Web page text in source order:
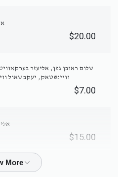
$20.00
שלום ראובן גפן, אליעזר
וויינשטאק, יעקב שאול
$7.00
$15.00
אלימלך